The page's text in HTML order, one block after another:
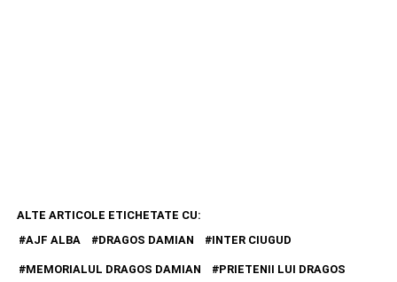
ALTE ARTICOLE ETICHETATE CU:
AJF ALBA
DRAGOS DAMIAN INTER CIUGUD
MEMORIALUL DRAGOS DAMIAN PRIETENII LUI DRAGOS